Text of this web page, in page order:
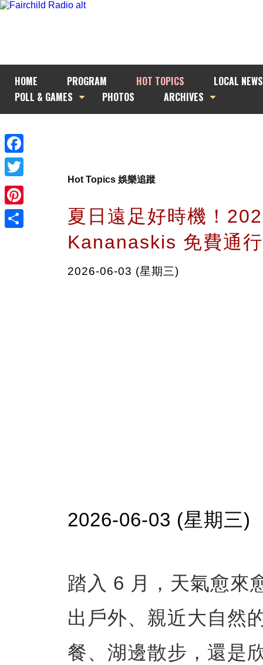
HOME PROGRAM HOT TOPICS
LOCAL NEWS
POLL & GAMES
PHOTOS ARCHIVES
Facebook
Twitter
Pinterest
Hot Topics 娛樂追蹤
夏日遠足好時機！
Kananaskis 免費通
2026-06-03 (星期三)
2026-06-03 (星期三)
踏入 6 月，天氣愈來
出戶外、親近大自然
餐、湖邊散步，還是